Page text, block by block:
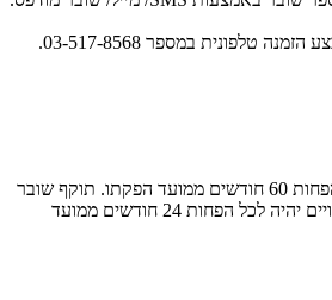
טלפונית במספר 03-517-8568.
תוקף שובר כספי הינו לכל הפחות 60 חודשים ממועד הפקתו. תוקף שובר
לרכישת מוצר או שירות מסויים יהיה לכל הפחות 24 חודשים ממועד